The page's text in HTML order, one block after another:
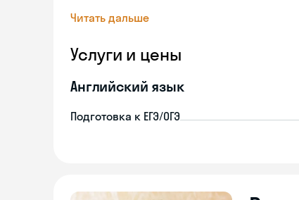
Читать дальше
Услуги и цены
Английский язык
Подготовка к ЕГЭ/ОГЭ